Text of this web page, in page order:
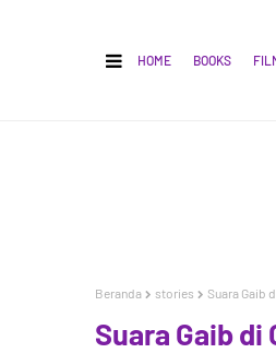
HOME BOOKS
Beranda stories Suara Gaib
Suara Gaib